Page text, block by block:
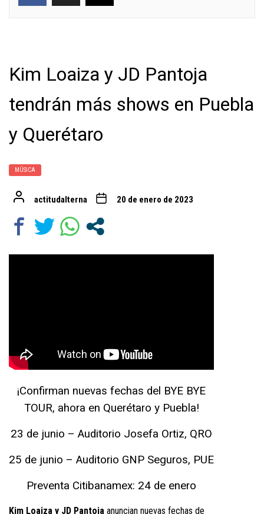
Kim Loaiza y JD Pantoja
tendrán más shows en Puebla
y Querétaro
MÚSICA
actitudalterna 20 de enero de 2023
¡Confirman nuevas fechas del BYE BYE
TOUR, ahora en Querétaro y Puebla!
23 de junio – Auditorio Josefa Ortiz, QRO
25 de junio – Auditorio GNP Seguros, PUE
Preventa Citibanamex: 24 de enero
Kim Loaiza y JD Pantoja anuncian nuevas fechas de